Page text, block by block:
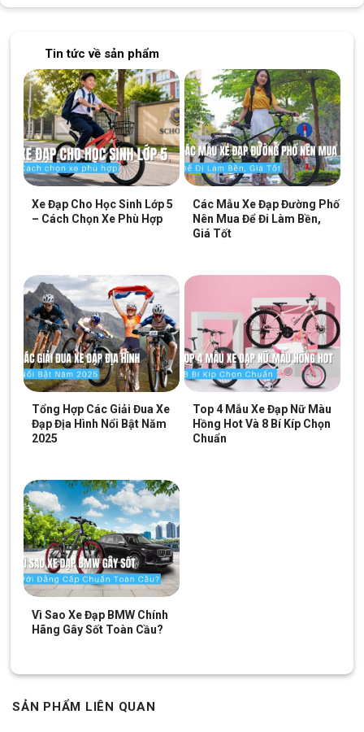
Tin tức về sản phẩm
Xe Đạp Cho Học Sinh Lớp 5
– Cách Chọn Xe Phù Hợp
Các Mẫu Xe Đạp Đường Phố
Nên Mua Để Đi Làm Bền,
Giá Tốt
Tổng Hợp Các Giải Đua Xe
Đạp Địa Hình Nổi Bật Năm
2025
Top 4 Mẫu Xe Đạp Nữ Màu
Hồng Hot Và 8 Bí Kíp Chọn
Chuẩn
Vì Sao Xe Đạp BMW Chính
Hãng Gây Sốt Toàn Cầu?
SẢN PHẨM LIÊN QUAN